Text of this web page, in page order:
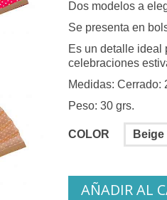
Dos modelos a
Se presenta en
Es un detalle ideal
celebraciones
Medidas: Cerrado:
Peso: 30 grs.
COLOR Beige
AÑADIR AL